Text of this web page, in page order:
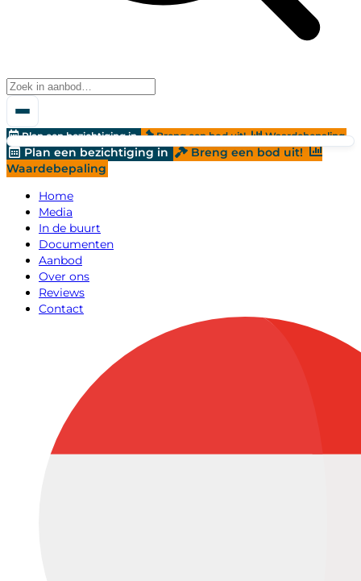
Plan een bezichtiging in Breng een bod uit! Waardebepaling
Plan een bezichtiging in
Breng een bod uit!
Waardebepaling
Home
Media
In de buurt
Documenten
Aanbod
Over ons
Reviews
Contact